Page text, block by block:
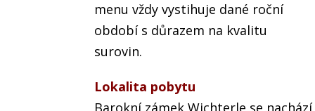
menu vždy vystihuje dané roční
období s důrazem na kvalitu
surovin.
Lokalita pobytu
Barokní zámek Wichterle se nachází